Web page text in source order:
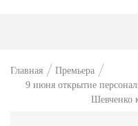
Главная
Премьера
9 июня открытие
Шевченко